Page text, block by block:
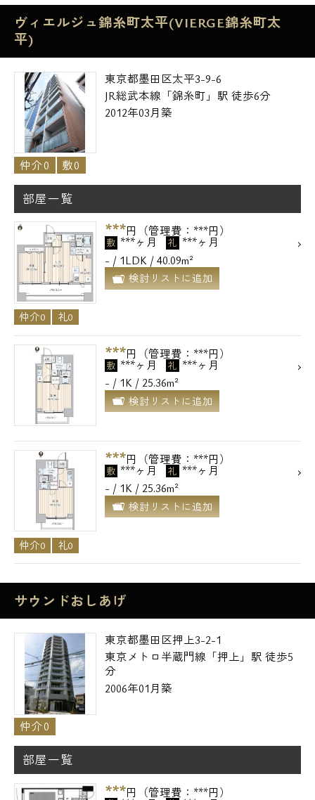
ヴィエルジュ錦糸町太平(VIERGE錦糸町太
平)
東京都墨田区太平3-9-6
JR総武本線「錦糸町」駅 徒歩6分
2012年03月築
仲介0 敷0
部屋一覧
***円（管理費：***円）
敷 ***ヶ月 礼 ***ヶ月
- / 1LDK / 40.09m²
検討リストに追加
仲介0 礼0
***円（管理費：***円）
敷 ***ヶ月 礼 ***ヶ月
- / 1K / 25.36m²
検討リストに追加
***円（管理費：***円）
敷 ***ヶ月 礼 ***ヶ月
- / 1K / 25.36m²
検討リストに追加
仲介0 礼0
サウンドおしあげ
東京都墨田区押上3-2-1
東京メトロ半蔵門線「押上」駅 徒歩5
分
2006年01月築
仲介0
部屋一覧
***円（管理費：***円）